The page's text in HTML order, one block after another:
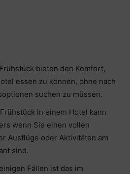
bieten den Komfort,
essen zu können, ohne nach
suchen zu müssen.
in einem Hotel kann
wenn Sie einen vollen
Ausflüge oder Aktivitäten am
sind.
Fällen ist das im